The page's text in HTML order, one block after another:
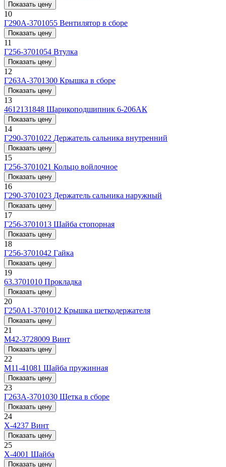
Показать цену
10
Г290А-3701055 Вентилятор в сборе
Показать цену
11
Г256-3701054 Втулка
Показать цену
12
Г263А-3701300 Крышка в сборе
Показать цену
13
4612131848 Шарикоподшипник 6-206АК
Показать цену
14
Г290-3701022 Держатель сальника внутренний
Показать цену
15
Г256-3701021 Кольцо войлочное
Показать цену
16
Г290-3701023 Держатель сальника наружный
Показать цену
17
Г256-3701013 Шайба стопорная
Показать цену
18
Г256-3701042 Гайка
Показать цену
19
63.3701010 Прокладка
Показать цену
20
Г250А1-3701012 Крышка щеткодержателя
Показать цену
21
М42-3728009 Винт
Показать цену
22
М11-41081 Шайба пружинная
Показать цену
23
Г263А-3701030 Щетка в сборе
Показать цену
24
Х-4237 Винт
Показать цену
25
Х-4001 Шайба
Показать цену